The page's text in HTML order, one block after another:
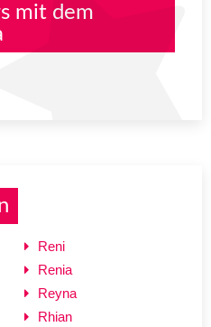
mit dem
Reni
Renia
Reyna
Rhian